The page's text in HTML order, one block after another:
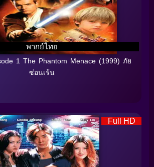
พากย์ไทย
1 The Phantom Menace (1999) ภัย
ซ่อนเร้น
Full HD